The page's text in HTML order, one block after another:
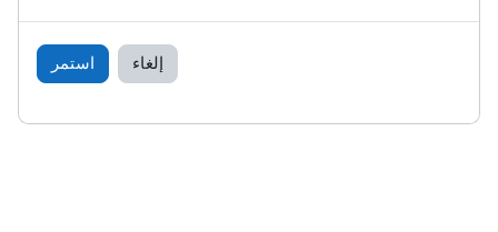
إلغاء استمر